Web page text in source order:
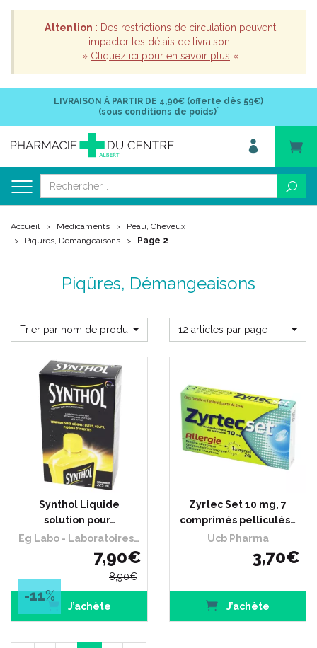
Attention : Des restrictions de circulation peuvent
impacter les délais de livraison.
» Cliquez ici pour en savoir plus «
LIVRAISON À PARTIR DE 4,90€ (offerte dès 59€)
(sous conditions de poids)*
Accueil Médicaments
Peau, Cheveux
Piqûres, Démangeaisons
Page 2
Piqûres, Démangeaisons
Trier par nom de produit 12 articles par page
Synthol Liquide
solution pour…
Eg Labo - Laboratoires Eurogenerics
7,90€
8,90€
-11%
J’achète
Zyrtec Set 10 mg, 7
comprimés pelliculés…
Ucb Pharma
3,70€
J’achète